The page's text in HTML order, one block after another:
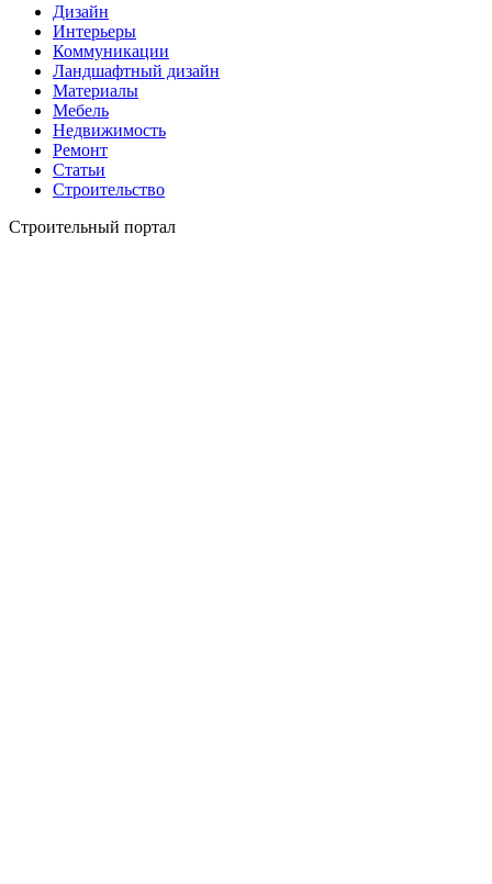
Дизайн
Интерьеры
Коммуникации
Ландшафтный дизайн
Материалы
Мебель
Недвижимость
Ремонт
Статьи
Строительство
Строительный портал